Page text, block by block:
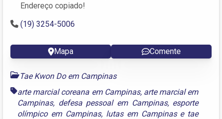
Endereço copiado!
(19) 3254-5006
Mapa Comente
Tae Kwon Do em Campinas
arte marcial coreana em Campinas, arte marcial em
Campinas, defesa pessoal em Campinas, esporte
olímpico em Campinas, lutas em Campinase tae